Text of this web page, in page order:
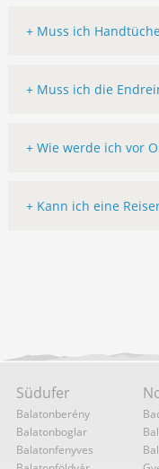
+ Muss ich
+ Muss ich die
+ Wie werde ich vor
+ Kann ich eine
Südufer
Balatonberény
Balatonboglar
Balatonfenyves